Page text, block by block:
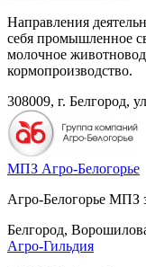
Направления
себя промышленное
молочное
кормопроизводство.
308009, г. Белгород,
МПЗ Агро-Белогорье
Агро-Белогорье МПЗ
Белгород,
Агро-Гильдия